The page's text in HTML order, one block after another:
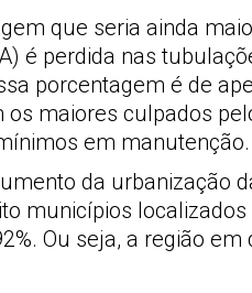
que seria ainda
é perdida nas
porcentagem é de
maiores culpados
em manutenção.
da urbanização
municípios
Ou seja, a região em